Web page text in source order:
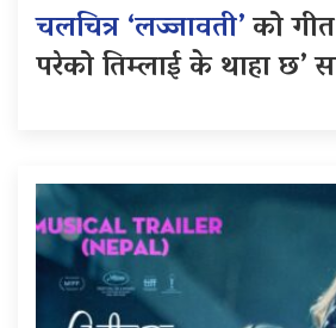
चलचित्र ‘लज्जावती’को
परेको तिम्लाई के थाहा छ’